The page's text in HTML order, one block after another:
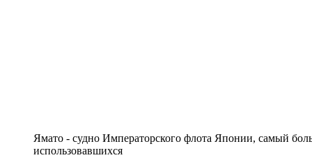
Ямато - судно Императорского флота Японии, самый
использовавшихся